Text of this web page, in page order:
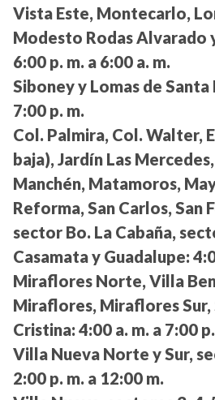
Vista Este, Montecarlo,
Modesto Rodas Alvarado
6:00 p. m. a 6:00 a. m.
Siboney y Lomas de Santa
7:00 p. m.
Col. Palmira, Col. Walter,
baja), Jardín Las
Manchén, Matamoros,
Reforma, San Carlos, San
sector Bo. La Cabaña,
Casamata y Guadalupe:
Miraflores Norte, Villa
Miraflores, Miraflores Sur,
Cristina: 4:00 a. m. a 7:00
Villa Nueva Norte y Sur,
2:00 p. m. a 12:00 m.